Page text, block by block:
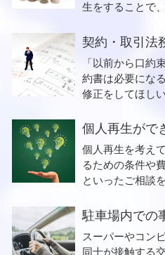
生をすることで
契約・取引法
「以前から口約
約書は必要にな
修正をしてほし
個人再生がで
個人再生を考え
るための条件や
といったご相談
駐車場内での
スーパーやコン
同士が接触する